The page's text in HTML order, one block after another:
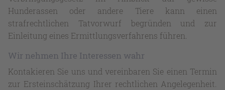
Hunderassen oder andere Tiere kann einen
strafrechtlichen Tatvorwurf begründen und zur
Einleitung eines Ermittlungsverfahrens führen.
Wir nehmen Ihre Interessen wahr
Kontakieren Sie uns und vereinbaren Sie einen Termin
zur Ersteinschätzung Ihrer rechtlichen Angelegenheit.